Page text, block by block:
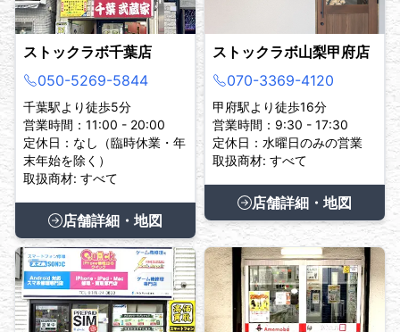
ストックラボ千葉店
050-5269-5844
千葉駅より徒歩5分
営業時間：11:00 - 20:00
定休日：なし（臨時休業・年
末年始を除く）
取扱商材: すべて
店舗詳細・地図
ストックラボ山梨甲府店
070-3369-4120
甲府駅より徒歩16分
営業時間：9:30 - 17:30
定休日：水曜日のみの営業
取扱商材: すべて
店舗詳細・地図